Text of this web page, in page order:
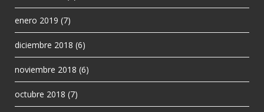
enero 2019 (7)
diciembre 2018 (6)
noviembre 2018 (6)
octubre 2018 (7)